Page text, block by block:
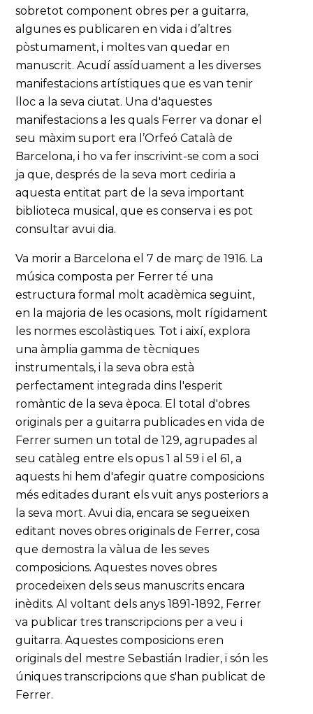
sobretot component obres per a guitarra,
algunes es publicaren en vida i d’altres
pòstumament, i moltes van quedar en
manuscrit. Acudí assíduament a les diverses
manifestacions artístiques que es van tenir
lloc a la seva ciutat. Una d'aquestes
manifestacions a les quals Ferrer va donar el
seu màxim suport era l’Orfeó Català de
Barcelona, i ho va fer inscrivint-se com a soci
ja que, després de la seva mort cediria a
aquesta entitat part de la seva important
biblioteca musical, que es conserva i es pot
consultar avui dia.
Va morir a Barcelona el 7 de març de 1916. La
música composta per Ferrer té una
estructura formal molt acadèmica seguint,
en la majoria de les ocasions, molt rígidament
les normes escolàstiques. Tot i així, explora
una àmplia gamma de tècniques
instrumentals, i la seva obra està
perfectament integrada dins l'esperit
romàntic de la seva època. El total d'obres
originals per a guitarra publicades en vida de
Ferrer sumen un total de 129, agrupades al
seu catàleg entre els opus 1 al 59 i el 61, a
aquests hi hem d'afegir quatre composicions
més editades durant els vuit anys posteriors a
la seva mort. Avui dia, encara se segueixen
editant noves obres originals de Ferrer, cosa
que demostra la vàlua de les seves
composicions. Aquestes noves obres
procedeixen dels seus manuscrits encara
inèdits. Al voltant dels anys 1891-1892, Ferrer
va publicar tres transcripcions per a veu i
guitarra. Aquestes composicions eren
originals del mestre Sebastián Iradier, i són les
úniques transcripcions que s'han publicat de
Ferrer.